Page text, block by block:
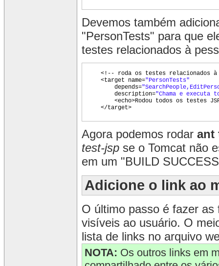
Devemos também
"PersonTests" para que
testes relacionados à
<!-- roda os testes relacionados à
<target name="PersonTests"
depends=
description="Chama e
<echo>Rodou todos os testes
</target>
Agora podemos rodar ant
test-jsp se o Tomcat não
em um "BUILD
Adicione o link ao
O último passo é fazer
visíveis ao usuário. O
lista de links no arquivo
NOTA: Os outros links em